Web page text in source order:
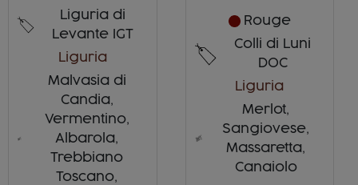
Liguria di
Levante IGT
Liguria
Malvasia di
Candia,
Vermentino,
Albarola,
Trebbiano
Toscano,
Rouge
Colli di Luni
DOC
Liguria
Merlot,
Sangiovese,
Massaretta,
Canaiolo